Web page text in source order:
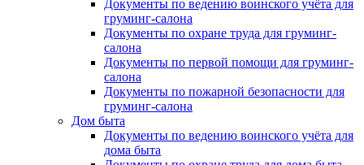
Документы по ведению воинского учёта для
груминг-салона
Документы по охране труда для груминг-
салона
Документы по первой помощи для груминг-
салона
Документы по пожарной безопасности для
груминг-салона
Дом быта
Документы по ведению воинского учёта для
дома быта